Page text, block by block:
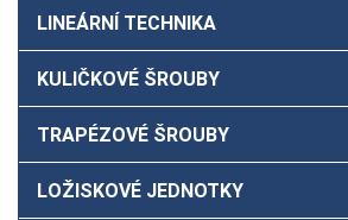
LINEÁRNÍ TECHNIKA
KULIČKOVÉ ŠROUBY
TRAPÉZOVÉ ŠROUBY
LOŽISKOVÉ JEDNOTKY